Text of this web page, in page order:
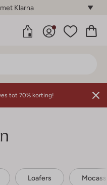
Klarna
tot 70% korting!
Loafers